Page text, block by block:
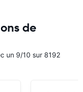
de
un 9/10 sur 8192